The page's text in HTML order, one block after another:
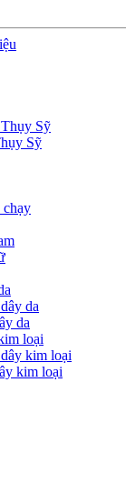
Sỹ
Sỹ
chạy
da
da
loại
kim loại
kim loại